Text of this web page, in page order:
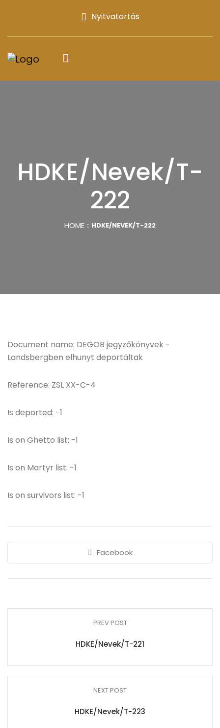
Nyitvatartás
HDKE/Nevek/T-
222
HOME HDKE/NEVEK/T-222
Document name: DEGOB jegyzőkönyvek -
Landsbergben elhunyt deportáltak
Reference: ZSL XX-C-4
Is deported: -1
Is on Ghetto list: -1
Is on Martyr list: -1
Is on survivors list: -1
Facebook
PREV POST
HDKE/Nevek/T-221
NEXT POST
HDKE/Nevek/T-223